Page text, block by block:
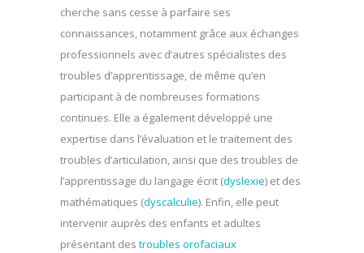
cherche sans cesse à parfaire ses
connaissances, notamment grâce aux échanges
professionnels avec d’autres spécialistes des
troubles d’apprentissage, de même qu’en
participant à de nombreuses formations
continues. Elle a également développé une
expertise dans l’évaluation et le traitement des
troubles d’articulation, ainsi que des troubles de
l’apprentissage du langage écrit (dyslexie) et des
mathématiques (dyscalculie). Enfin, elle peut
intervenir auprès des enfants et adultes
présentant des troubles orofaciaux